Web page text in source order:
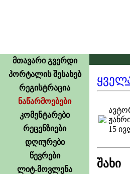
მთავარი გვერდი
პორტალის შესახებ
რეგისტრაცია
ნაწარმოებები
კომენტარები
რეცენზიები
დღიურები
წევრები
ლიტ-მოვლენა
15
შახი